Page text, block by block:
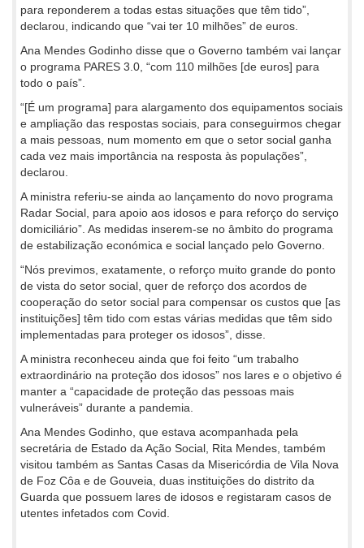
para reponderem a todas estas situações que têm tido”,
declarou, indicando que “vai ter 10 milhões” de euros.
Ana Mendes Godinho disse que o Governo também vai lançar
o programa PARES 3.0, “com 110 milhões [de euros] para
todo o país”.
“[É um programa] para alargamento dos equipamentos sociais
e ampliação das respostas sociais, para conseguirmos chegar
a mais pessoas, num momento em que o setor social ganha
cada vez mais importância na resposta às populações”,
declarou.
A ministra referiu-se ainda ao lançamento do novo programa
Radar Social, para apoio aos idosos e para reforço do serviço
domiciliário”. As medidas inserem-se no âmbito do programa
de estabilização económica e social lançado pelo Governo.
“Nós previmos, exatamente, o reforço muito grande do ponto
de vista do setor social, quer de reforço dos acordos de
cooperação do setor social para compensar os custos que [as
instituições] têm tido com estas várias medidas que têm sido
implementadas para proteger os idosos”, disse.
A ministra reconheceu ainda que foi feito “um trabalho
extraordinário na proteção dos idosos” nos lares e o objetivo é
manter a “capacidade de proteção das pessoas mais
vulneráveis” durante a pandemia.
Ana Mendes Godinho, que estava acompanhada pela
secretária de Estado da Ação Social, Rita Mendes, também
visitou também as Santas Casas da Misericórdia de Vila Nova
de Foz Côa e de Gouveia, duas instituições do distrito da
Guarda que possuem lares de idosos e registaram casos de
utentes infetados com Covid.